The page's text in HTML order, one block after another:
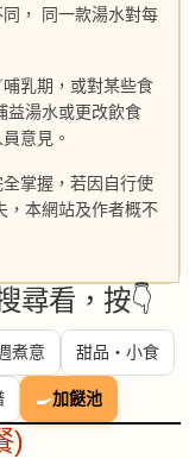
， 同一款湯水對每
乳期，或對某些食
益湯水或更改飲食
意見。
掌握，若因自行使
，本網站及作者概不
尋看，按👇
煮意 甜品・小食
🍳加餸池
)